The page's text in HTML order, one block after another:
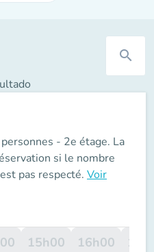
search
- 2e étage. La
si le nombre
pas respecté. Voir
15h00 16h00